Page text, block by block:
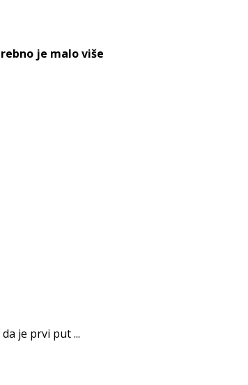
je malo više
je prvi put ...